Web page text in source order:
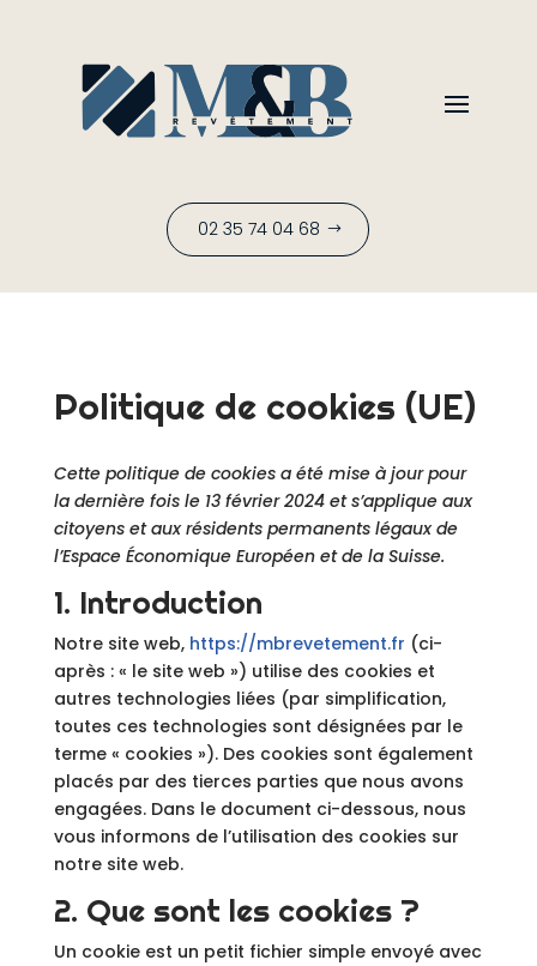
02 35 74 04 68
Politique de cookies (UE)
Cette politique de cookies a été mise à jour pour
la dernière fois le 13 février 2024 et s’applique aux
citoyens et aux résidents permanents légaux de
l’Espace Économique Européen et de la Suisse.
1. Introduction
Notre site web, https://mbrevetement.fr (ci-
après : « le site web ») utilise des cookies et
autres technologies liées (par simplification,
toutes ces technologies sont désignées par le
terme « cookies »). Des cookies sont également
placés par des tierces parties que nous avons
engagées. Dans le document ci-dessous, nous
vous informons de l’utilisation des cookies sur
notre site web.
2. Que sont les cookies ?
Un cookie est un petit fichier simple envoyé avec